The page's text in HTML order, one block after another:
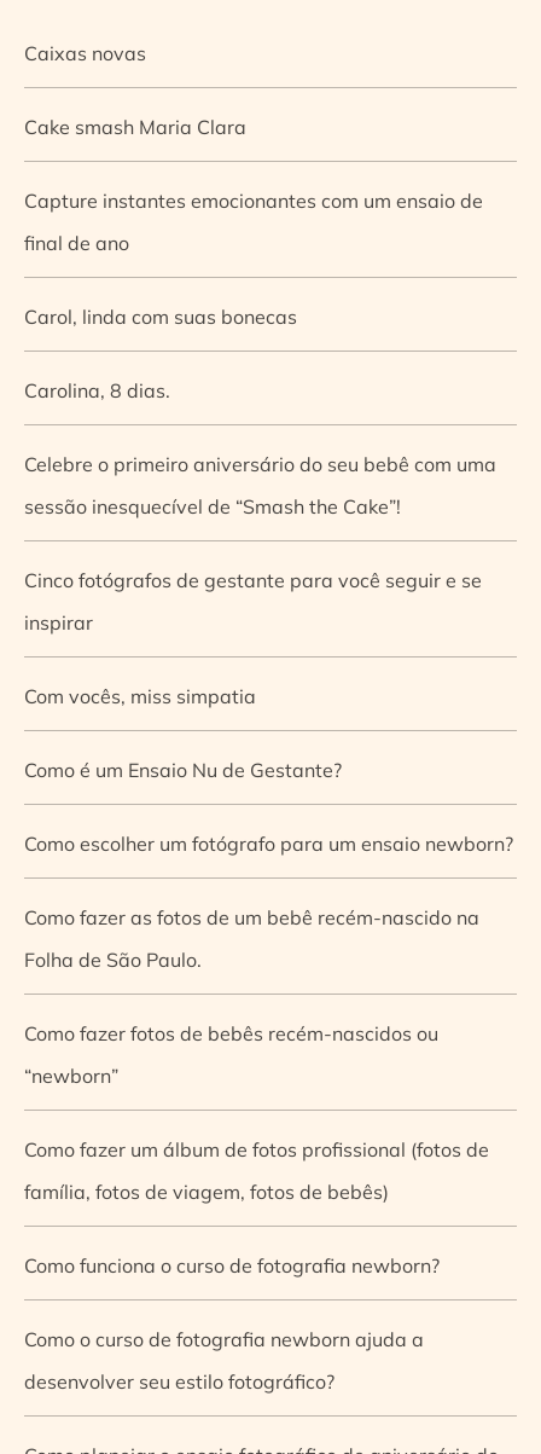
Caixas novas
Cake smash Maria Clara
Capture instantes emocionantes com um ensaio de
final de ano
Carol, linda com suas bonecas
Carolina, 8 dias.
Celebre o primeiro aniversário do seu bebê com uma
sessão inesquecível de “Smash the Cake”!
Cinco fotógrafos de gestante para você seguir e se
inspirar
Com vocês, miss simpatia
Como é um Ensaio Nu de Gestante?
Como escolher um fotógrafo para um ensaio newborn?
Como fazer as fotos de um bebê recém-nascido na
Folha de São Paulo.
Como fazer fotos de bebês recém-nascidos ou
“newborn”
Como fazer um álbum de fotos profissional (fotos de
família, fotos de viagem, fotos de bebês)
Como funciona o curso de fotografia newborn?
Como o curso de fotografia newborn ajuda a
desenvolver seu estilo fotográfico?